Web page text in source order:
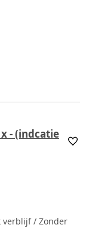
x- (indcatie
verblijf / Zonder